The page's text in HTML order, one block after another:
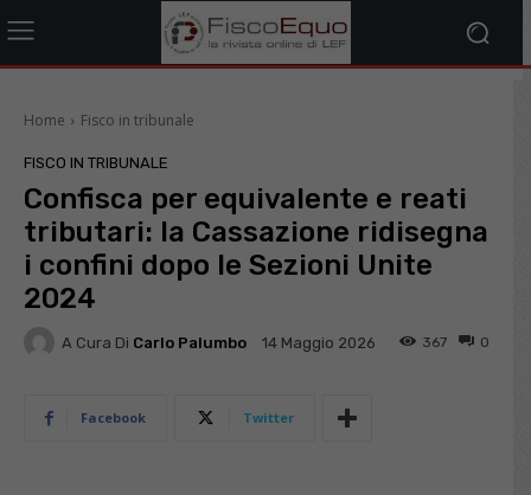
Home Fisco in tribunale
FISCO IN TRIBUNALE
Confisca per equivalente e reati
tributari: la Cassazione ridisegna
i confini dopo le Sezioni Unite
2024
A Cura Di Carlo Palumbo 14 Maggio 2026 0
367
Facebook Twitter